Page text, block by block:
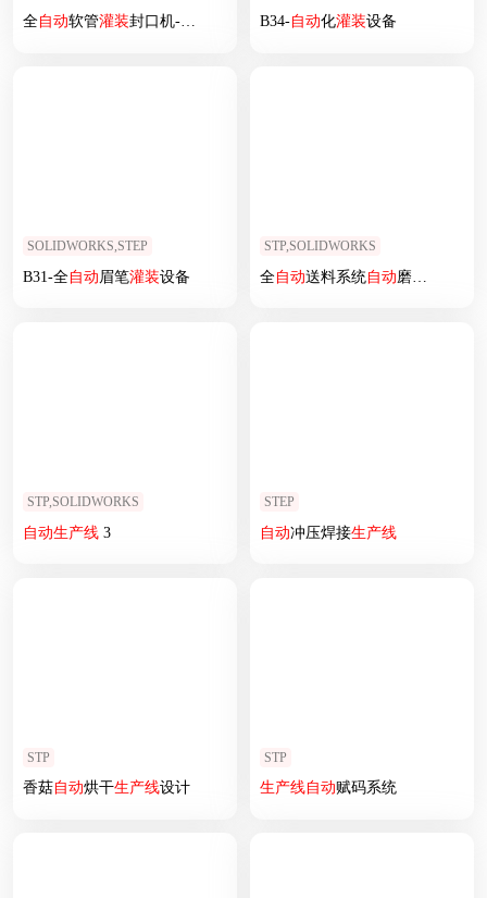
全自动软管灌装封口机--sw B34-自动化灌装设备
SOLIDWORKS,STEP
B31-全自动眉笔灌装设备
STP,SOLIDWORKS
全自动送料系统自动磨削
STP,SOLIDWORKS
自动生产线3
STEP
自动冲压焊接生产线
STP
香菇自动烘干生产线设计
STP
生产线自动赋码系统